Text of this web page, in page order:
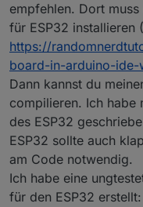
empfehlen. Dort
für ESP32 installieren
https://
board-in-arduino-
Dann kannst du
compilieren. Ich habe
des ESP32
ESP32 sollte auch
am Code notwendig.
Ich habe eine
für den ESP32 erstellt: